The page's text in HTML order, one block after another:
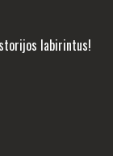
labirintus!